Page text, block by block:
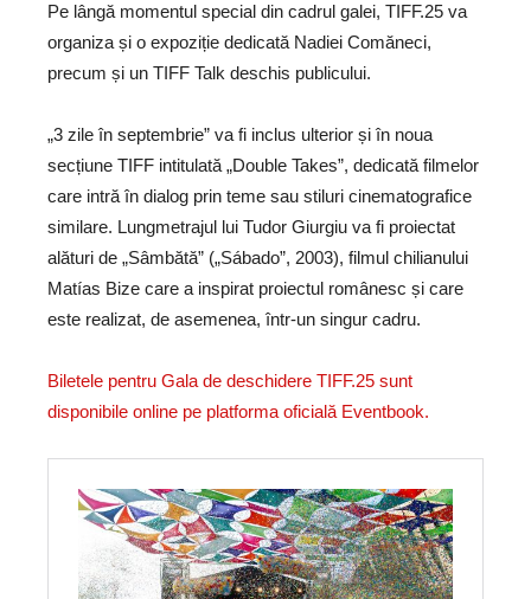
Pe lângă momentul special din cadrul galei, TIFF.25 va
organiza și o expoziție dedicată Nadiei Comăneci,
precum și un TIFF Talk deschis publicului.
„3 zile în septembrie” va fi inclus ulterior și în noua
secțiune TIFF intitulată „Double Takes”, dedicată filmelor
care intră în dialog prin teme sau stiluri cinematografice
similare. Lungmetrajul lui Tudor Giurgiu va fi proiectat
alături de „Sâmbătă” („Sábado”, 2003), filmul chilianului
Matías Bize care a inspirat proiectul românesc și care
este realizat, de asemenea, într-un singur cadru.
Biletele pentru Gala de deschidere TIFF.25 sunt
disponibile online pe platforma oficială Eventbook.